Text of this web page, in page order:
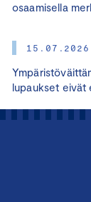
osaamisella
15.07.2026
lupaukset eivät